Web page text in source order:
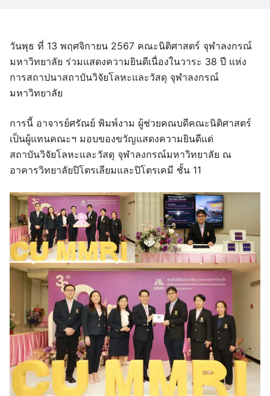
วันพุธ ที่ 13 พฤศจิกายน 2567 คณะนิติศาสตร์ จุฬาลงกรณ์
มหาวิทยาลัย ร่วมแสดงความยินดีเนื่องในวาระ 38 ปี แห่ง
การสถาปนาสถาบันวิจัยโลหะและวัสดุ จุฬาลงกรณ์
มหาวิทยาลัย
การนี้ อาจารย์ศรัณย์ พิมพ์งาม ผู้ช่วยคณบดีคณะนิติศาสตร์
เป็นผู้แทนคณะฯ มอบของขวัญแสดงความยินดีแด่
สถาบันวิจัยโลหะและวัสดุ จุฬาลงกรณ์มหาวิทยาลัย ณ
อาคารวิทยาลัยปิโตรเลียมและปิโตรเคมี ชั้น 11